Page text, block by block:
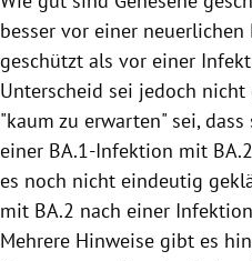
besser vor einer
geschützt als vor einer
Unterscheid sei jedoch
"kaum zu erwarten" sei, dass
einer BA.1-Infektion mit
es noch nicht eindeutig
mit BA.2 nach einer
Mehrere Hinweise gibt es